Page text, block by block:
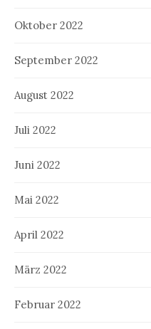
Oktober 2022
September 2022
August 2022
Juli 2022
Juni 2022
Mai 2022
April 2022
März 2022
Februar 2022